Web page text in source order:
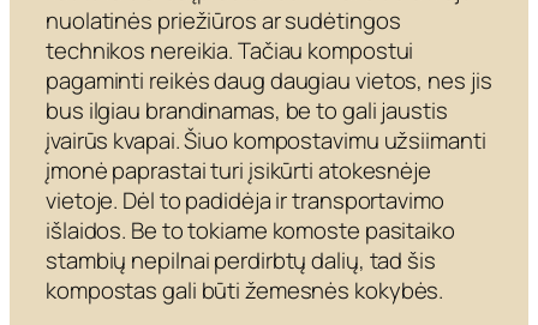
nuolatinės priežiūros ar sudėtingos
technikos nereikia. Tačiau kompostui
pagaminti reikės daug daugiau vietos, nes jis
bus ilgiau brandinamas, be to gali jaustis
įvairūs kvapai. Šiuo kompostavimu užsiimanti
įmonė paprastai turi įsikūrti atokesnėje
vietoje. Dėl to padidėja ir transportavimo
išlaidos. Be to tokiame komoste pasitaiko
stambių nepilnai perdirbtų dalių, tad šis
kompostas gali būti žemesnės kokybės.